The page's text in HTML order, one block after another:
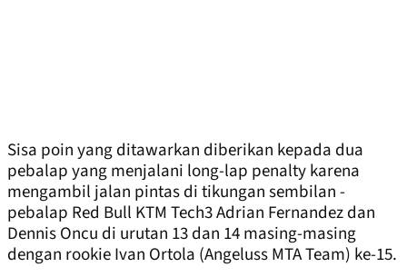
Sisa poin yang ditawarkan diberikan kepada dua
pebalap yang menjalani long-lap penalty karena
mengambil jalan pintas di tikungan sembilan -
pebalap Red Bull KTM Tech3 Adrian Fernandez dan
Dennis Oncu di urutan 13 dan 14 masing-masing
dengan rookie Ivan Ortola (Angeluss MTA Team) ke-15.